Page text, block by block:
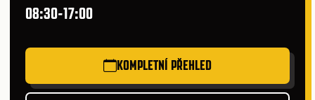
08:30-17:00
KOMPLETNÍ PŘEHLED